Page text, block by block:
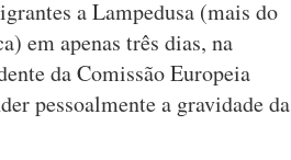
a Lampedusa (mais do
em apenas três dias, na
da Comissão Europeia
pessoalmente a gravidade da